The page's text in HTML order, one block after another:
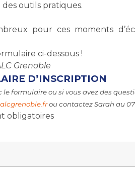
outils pratiques.
pour ces moments
ci-dessous !
Grenoble
D’INSCRIPTION
le formulaire ou si vous avez des
ou contactez Sarah au 07
obligatoires